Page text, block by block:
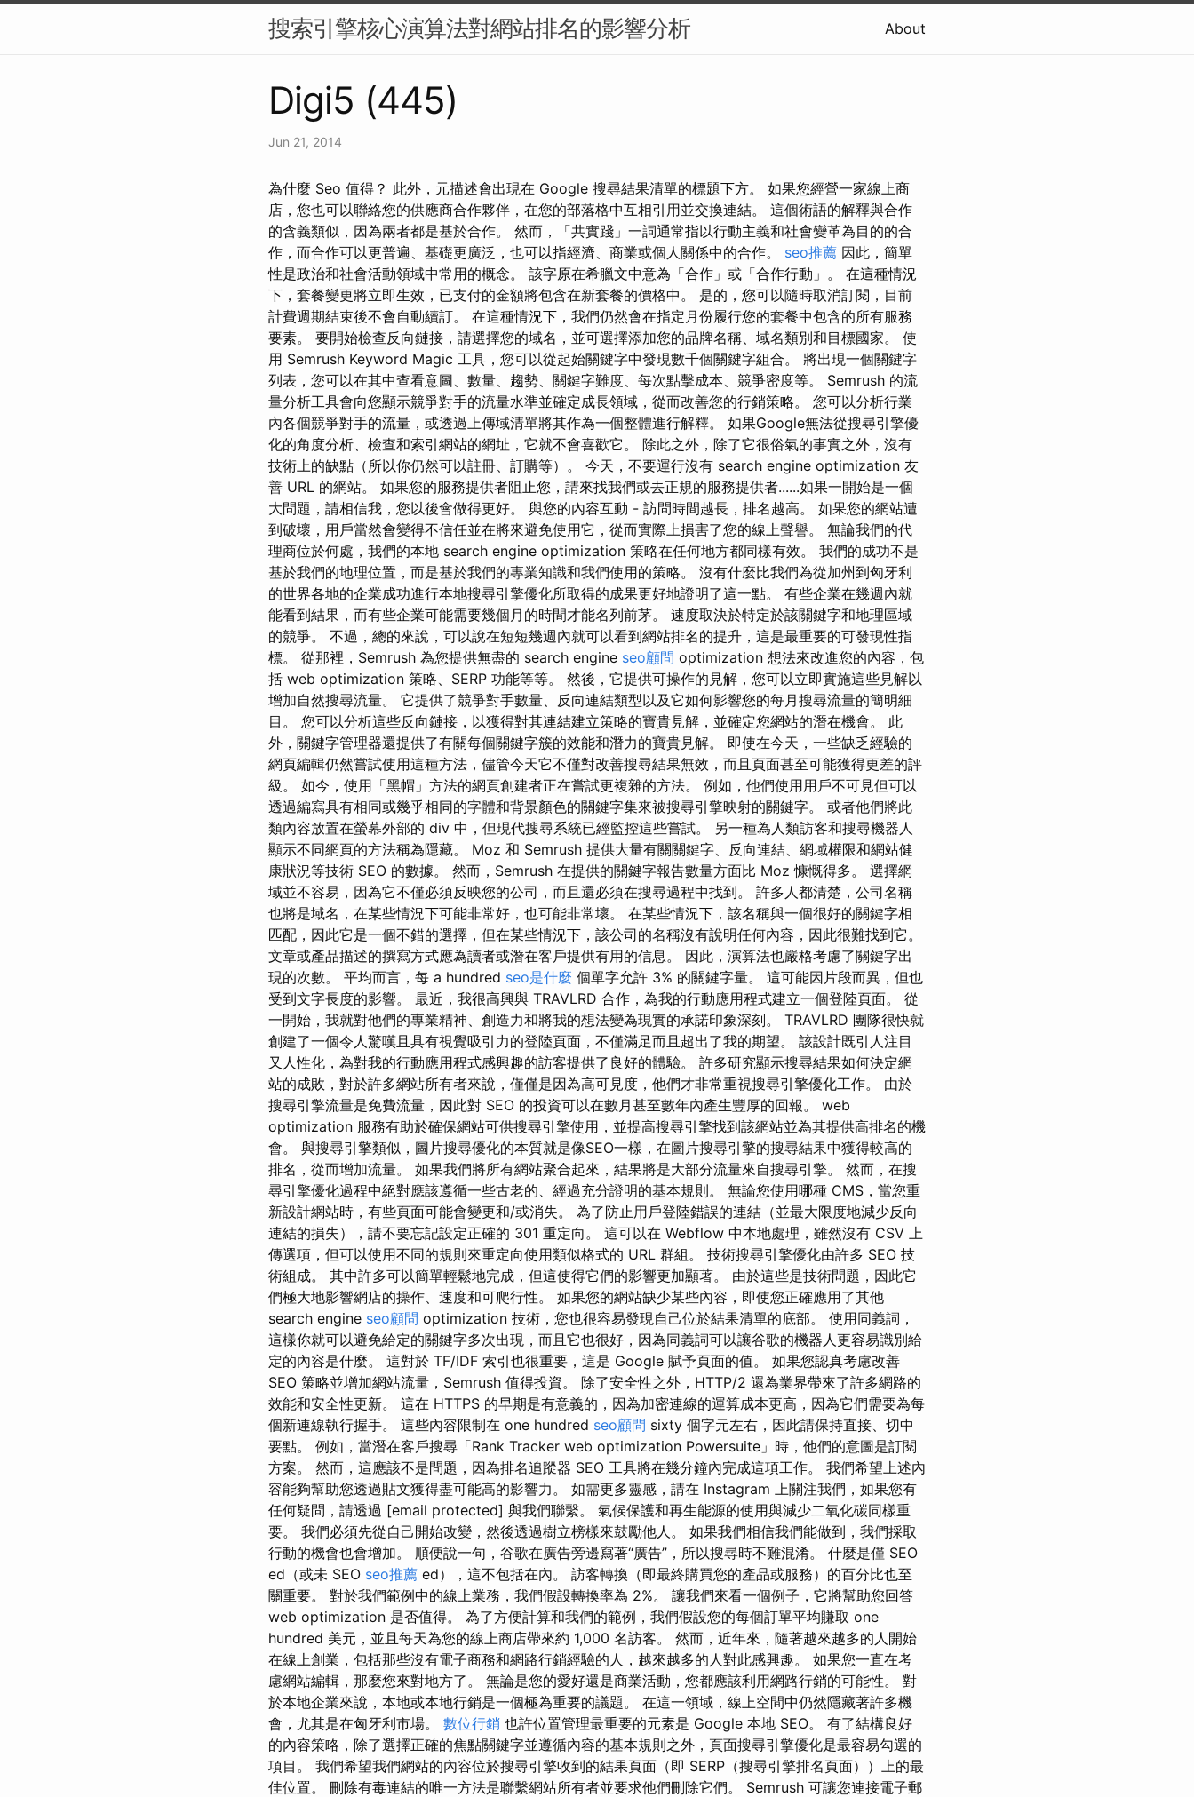
搜索引擎核心演算法對網站排名的影響分析 About
Digi5 (445)
Jun 21, 2014
為什麼 Seo 值得？ 此外，元描述會出現在 Google 搜尋結果清單的標題下方。 如果您經營一家線上商
店，您也可以聯絡您的供應商合作夥伴，在您的部落格中互相引用並交換連結。 這個術語的解釋與合作
的含義類似，因為兩者都是基於合作。 然而，「共實踐」一詞通常指以行動主義和社會變革為目的的合
作，而合作可以更普遍、基礎更廣泛，也可以指經濟、商業或個人關係中的合作。 seo推薦 因此，簡單
性是政治和社會活動領域中常用的概念。 該字原在希臘文中意為「合作」或「合作行動」。 在這種情況
下，套餐變更將立即生效，已支付的金額將包含在新套餐的價格中。 是的，您可以隨時取消訂閱，目前
計費週期結束後不會自動續訂。 在這種情況下，我們仍然會在指定月份履行您的套餐中包含的所有服務
要素。 要開始檢查反向鏈接，請選擇您的域名，並可選擇添加您的品牌名稱、域名類別和目標國家。 使
用 Semrush Keyword Magic 工具，您可以從起始關鍵字中發現數千個關鍵字組合。 將出現一個關鍵字
列表，您可以在其中查看意圖、數量、趨勢、關鍵字難度、每次點擊成本、競爭密度等。 Semrush 的流
量分析工具會向您顯示競爭對手的流量水準並確定成長領域，從而改善您的行銷策略。 您可以分析行業
內各個競爭對手的流量，或透過上傳域清單將其作為一個整體進行解釋。 如果Google無法從搜尋引擎優
化的角度分析、檢查和索引網站的網址，它就不會喜歡它。 除此之外，除了它很俗氣的事實之外，沒有
技術上的缺點（所以你仍然可以註冊、訂購等）。 今天，不要運行沒有 search engine optimization 友
善 URL 的網站。 如果您的服務提供者阻止您，請來找我們或去正規的服務提供者......如果一開始是一個
大問題，請相信我，您以後會做得更好。 與您的內容互動 - 訪問時間越長，排名越高。 如果您的網站遭
到破壞，用戶當然會變得不信任並在將來避免使用它，從而實際上損害了您的線上聲譽。 無論我們的代
理商位於何處，我們的本地 search engine optimization 策略在任何地方都同樣有效。 我們的成功不是
基於我們的地理位置，而是基於我們的專業知識和我們使用的策略。 沒有什麼比我們為從加州到匈牙利
的世界各地的企業成功進行本地搜尋引擎優化所取得的成果更好地證明了這一點。 有些企業在幾週內就
能看到結果，而有些企業可能需要幾個月的時間才能名列前茅。 速度取決於特定於該關鍵字和地理區域
的競爭。 不過，總的來說，可以說在短短幾週內就可以看到網站排名的提升，這是最重要的可發現性指
標。 從那裡，Semrush 為您提供無盡的 search engine seo顧問 optimization 想法來改進您的內容，包
括 web optimization 策略、SERP 功能等等。 然後，它提供可操作的見解，您可以立即實施這些見解以
增加自然搜尋流量。 它提供了競爭對手數量、反向連結類型以及它如何影響您的每月搜尋流量的簡明細
目。 您可以分析這些反向鏈接，以獲得對其連結建立策略的寶貴見解，並確定您網站的潛在機會。 此
外，關鍵字管理器還提供了有關每個關鍵字簇的效能和潛力的寶貴見解。 即使在今天，一些缺乏經驗的
網頁編輯仍然嘗試使用這種方法，儘管今天它不僅對改善搜尋結果無效，而且頁面甚至可能獲得更差的評
級。 如今，使用「黑帽」方法的網頁創建者正在嘗試更複雜的方法。 例如，他們使用用戶不可見但可以
透過編寫具有相同或幾乎相同的字體和背景顏色的關鍵字集來被搜尋引擎映射的關鍵字。 或者他們將此
類內容放置在螢幕外部的 div 中，但現代搜尋系統已經監控這些嘗試。 另一種為人類訪客和搜尋機器人
顯示不同網頁的方法稱為隱藏。 Moz 和 Semrush 提供大量有關關鍵字、反向連結、網域權限和網站健
康狀況等技術 SEO 的數據。 然而，Semrush 在提供的關鍵字報告數量方面比 Moz 慷慨得多。 選擇網
域並不容易，因為它不僅必須反映您的公司，而且還必須在搜尋過程中找到。 許多人都清楚，公司名稱
也將是域名，在某些情況下可能非常好，也可能非常壞。 在某些情況下，該名稱與一個很好的關鍵字相
匹配，因此它是一個不錯的選擇，但在某些情況下，該公司的名稱沒有說明任何內容，因此很難找到它。
文章或產品描述的撰寫方式應為讀者或潛在客戶提供有用的信息。 因此，演算法也嚴格考慮了關鍵字出
現的次數。 平均而言，每 a hundred seo是什麼 個單字允許 3% 的關鍵字量。 這可能因片段而異，但也
受到文字長度的影響。 最近，我很高興與 TRAVLRD 合作，為我的行動應用程式建立一個登陸頁面。 從
一開始，我就對他們的專業精神、創造力和將我的想法變為現實的承諾印象深刻。 TRAVLRD 團隊很快就
創建了一個令人驚嘆且具有視覺吸引力的登陸頁面，不僅滿足而且超出了我的期望。 該設計既引人注目
又人性化，為對我的行動應用程式感興趣的訪客提供了良好的體驗。 許多研究顯示搜尋結果如何決定網
站的成敗，對於許多網站所有者來說，僅僅是因為高可見度，他們才非常重視搜尋引擎優化工作。 由於
搜尋引擎流量是免費流量，因此對 SEO 的投資可以在數月甚至數年內產生豐厚的回報。 web
optimization 服務有助於確保網站可供搜尋引擎使用，並提高搜尋引擎找到該網站並為其提供高排名的機
會。 與搜尋引擎類似，圖片搜尋優化的本質就是像SEO一樣，在圖片搜尋引擎的搜尋結果中獲得較高的
排名，從而增加流量。 如果我們將所有網站聚合起來，結果將是大部分流量來自搜尋引擎。 然而，在搜
尋引擎優化過程中絕對應該遵循一些古老的、經過充分證明的基本規則。 無論您使用哪種 CMS，當您重
新設計網站時，有些頁面可能會變更和/或消失。 為了防止用戶登陸錯誤的連結（並最大限度地減少反向
連結的損失），請不要忘記設定正確的 301 重定向。 這可以在 Webflow 中本地處理，雖然沒有 CSV 上
傳選項，但可以使用不同的規則來重定向使用類似格式的 URL 群組。 技術搜尋引擎優化由許多 SEO 技
術組成。 其中許多可以簡單輕鬆地完成，但這使得它們的影響更加顯著。 由於這些是技術問題，因此它
們極大地影響網店的操作、速度和可爬行性。 如果您的網站缺少某些內容，即使您正確應用了其他
search engine seo顧問 optimization 技術，您也很容易發現自己位於結果清單的底部。 使用同義詞，
這樣你就可以避免給定的關鍵字多次出現，而且它也很好，因為同義詞可以讓谷歌的機器人更容易識別給
定的內容是什麼。 這對於 TF/IDF 索引也很重要，這是 Google 賦予頁面的值。 如果您認真考慮改善
SEO 策略並增加網站流量，Semrush 值得投資。 除了安全性之外，HTTP/2 還為業界帶來了許多網路的
效能和安全性更新。 這在 HTTPS 的早期是有意義的，因為加密連線的運算成本更高，因為它們需要為每
個新連線執行握手。 這些內容限制在 one hundred seo顧問 sixty 個字元左右，因此請保持直接、切中
要點。 例如，當潛在客戶搜尋「Rank Tracker web optimization Powersuite」時，他們的意圖是訂閱
方案。 然而，這應該不是問題，因為排名追蹤器 SEO 工具將在幾分鐘內完成這項工作。 我們希望上述內
容能夠幫助您透過貼文獲得盡可能高的影響力。 如需更多靈感，請在 Instagram 上關注我們，如果您有
任何疑問，請透過 [email protected] 與我們聯繫。 氣候保護和再生能源的使用與減少二氧化碳同樣重
要。 我們必須先從自己開始改變，然後透過樹立榜樣來鼓勵他人。 如果我們相信我們能做到，我們採取
行動的機會也會增加。 順便說一句，谷歌在廣告旁邊寫著“廣告”，所以搜尋時不難混淆。 什麼是僅 SEO
ed（或未 SEO seo推薦 ed），這不包括在內。 訪客轉換（即最終購買您的產品或服務）的百分比也至
關重要。 對於我們範例中的線上業務，我們假設轉換率為 2%。 讓我們來看一個例子，它將幫助您回答
web optimization 是否值得。 為了方便計算和我們的範例，我們假設您的每個訂單平均賺取 one
hundred 美元，並且每天為您的線上商店帶來約 1,000 名訪客。 然而，近年來，隨著越來越多的人開始
在線上創業，包括那些沒有電子商務和網路行銷經驗的人，越來越多的人對此感興趣。 如果您一直在考
慮網站編輯，那麼您來對地方了。 無論是您的愛好還是商業活動，您都應該利用網路行銷的可能性。 對
於本地企業來說，本地或本地行銷是一個極為重要的議題。 在這一領域，線上空間中仍然隱藏著許多機
會，尤其是在匈牙利市場。 數位行銷 也許位置管理最重要的元素是 Google 本地 SEO。 有了結構良好
的內容策略，除了選擇正確的焦點關鍵字並遵循內容的基本規則之外，頁面搜尋引擎優化是最容易勾選的
項目。 我們希望我們網站的內容位於搜尋引擎收到的結果頁面（即 SERP（搜尋引擎排名頁面））上的最
佳位置。 刪除有毒連結的唯一方法是聯繫網站所有者並要求他們刪除它們。 Semrush 可讓您連接電子郵